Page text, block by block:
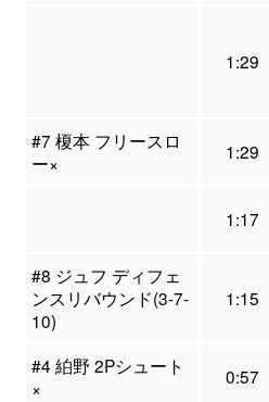
1:29
#7 榎本 フリースロ
ー×
1:29
1:17
#8 ジュフ ディフェ
ンスリバウンド(3-7-
10)
1:15
#4 絈野 2Pシュート
×
0:57